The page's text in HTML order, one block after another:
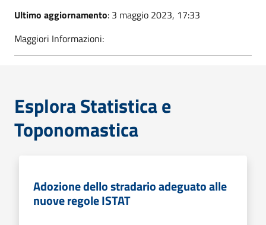
Ultimo aggiornamento: 3 maggio 2023, 17:33
Maggiori Informazioni:
Esplora Statistica e
Toponomastica
Adozione dello stradario adeguato alle
nuove regole ISTAT